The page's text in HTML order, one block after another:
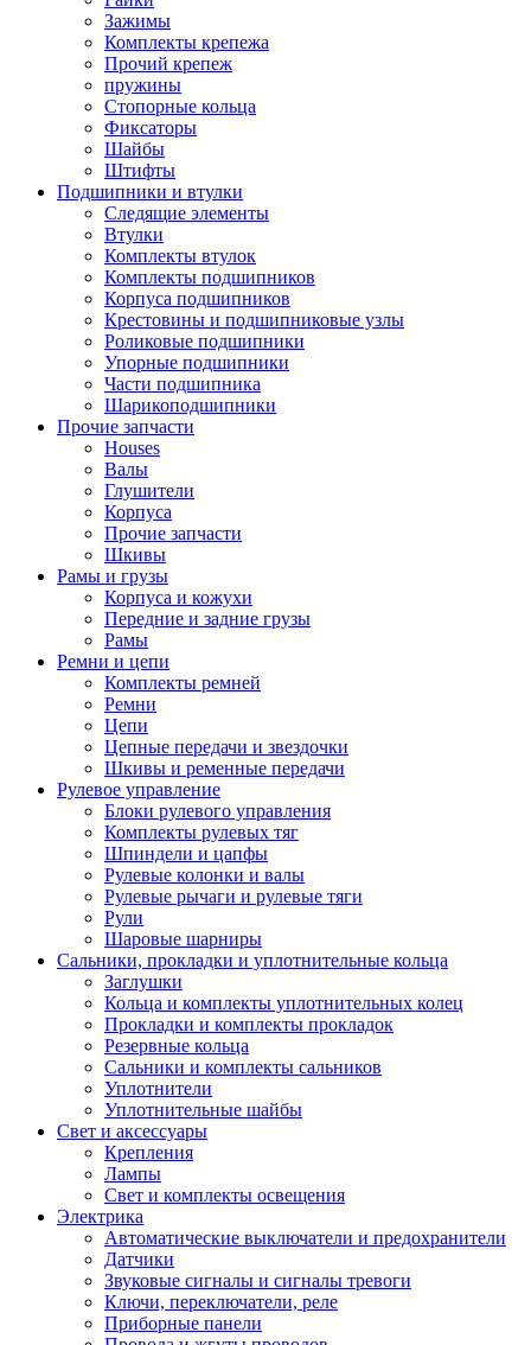
Зажимы
Комплекты крепежа
Прочий крепеж
пружины
Стопорные кольца
Фиксаторы
Шайбы
Штифты
Подшипники и втулки
Следящие элементы
Втулки
Комплекты втулок
Комплекты подшипников
Корпуса подшипников
Крестовины и подшипниковые узлы
Роликовые подшипники
Упорные подшипники
Части подшипника
Шарикоподшипники
Прочие запчасти
Houses
Валы
Глушители
Корпуса
Прочие запчасти
Шкивы
Рамы и грузы
Корпуса и кожухи
Передние и задние грузы
Рамы
Ремни и цепи
Комплекты ремней
Ремни
Цепи
Цепные передачи и звездочки
Шкивы и ременные передачи
Рулевое управление
Блоки рулевого управления
Комплекты рулевых тяг
Шпиндели и цапфы
Рулевые колонки и валы
Рулевые рычаги и рулевые тяги
Рули
Шаровые шарниры
Сальники, прокладки и уплотнительные кольца
Заглушки
Кольца и комплекты уплотнительных колец
Прокладки и комплекты прокладок
Резервные кольца
Сальники и комплекты сальников
Уплотнители
Уплотнительные шайбы
Свет и аксессуары
Крепления
Лампы
Свет и комплекты освещения
Электрика
Автоматические выключатели и предохранители
Датчики
Звуковые сигналы и сигналы тревоги
Ключи, переключатели, реле
Приборные панели